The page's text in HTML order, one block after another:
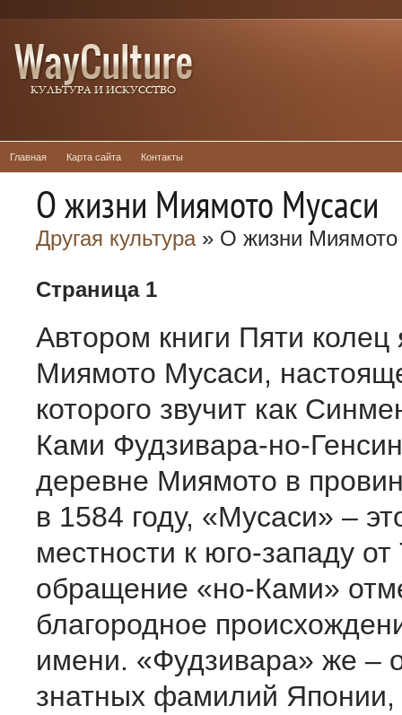
Главная Карта сайта Контакты
О жизни Миямото Мусаси
Другая культура» О жизни Миямото
Страница 1
Автором книги Пяти колец
Миямото Мусаси,
которого звучит как
Ками Фудзивара-но-
деревне Миямото в
в 1584 году, «Мусаси» –
местности к юго-западу от
обращение «но-Ками»
благородное
имени. «Фудзивара» же –
знатных фамилий